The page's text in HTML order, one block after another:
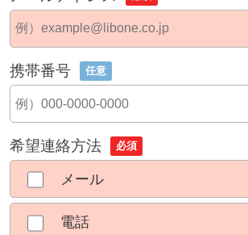
携帯番号 任意
希望連絡方法 必須
メール
電話